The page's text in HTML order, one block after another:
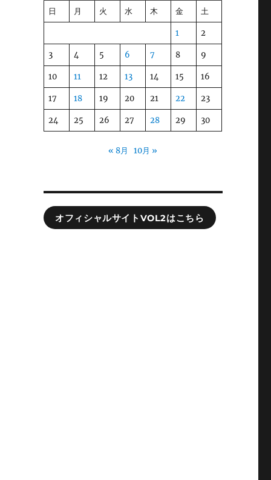
日
月 火 水 木 金 土
1 2
3 4 5 6 7 8 9
10 11 12 13 14 15 16
17 18 19 20 21 22 23
24 25 26 27 28 29 30
« 8月 10月 »
オフィシャルサイトVOL2はこちら